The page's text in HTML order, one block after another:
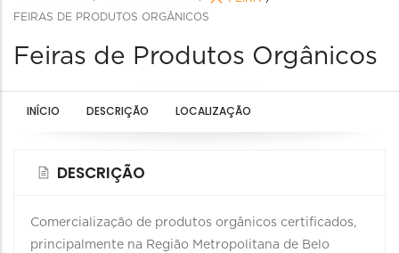
FEIRAS DE PRODUTOS ORGÂNICOS
Feiras de Produtos Orgânicos
INÍCIO DESCRIÇÃO LOCALIZAÇÃO
DESCRIÇÃO
Comercialização de produtos orgânicos certificados,
principalmente na Região Metropolitana de Belo